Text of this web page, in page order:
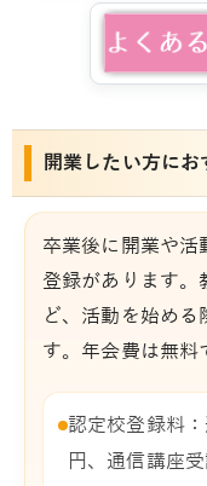
開業したい方に
卒業後に開業や活
登録があります。
ど、活動を始め
す。年会費は無料
認定校登録料
円、通信講座